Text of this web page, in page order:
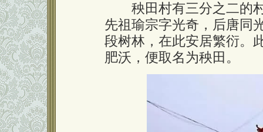
秧田村有三分之二的村
先祖瑜宗字光奇，后唐同
段树林，在此安居繁衍。
肥沃，便取名为秧田。